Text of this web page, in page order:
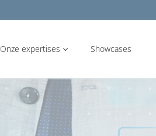
Onze expertises Showcases